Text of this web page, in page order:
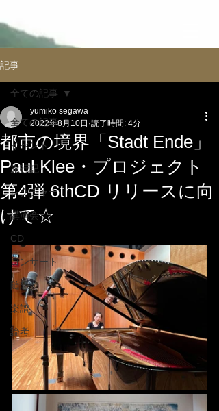
記事
全ての記事
イべント
旅行記
レクチャー
講演会
CD
コンサート
随想
楽譜
論考
全ての記事
都市の境界「Stadt Ende」
Paul Klee・プロジェクト
第4弾 6thCD リリースに向
けて☆
yumiko segawa
2022年8月10日 読了時間: 4分